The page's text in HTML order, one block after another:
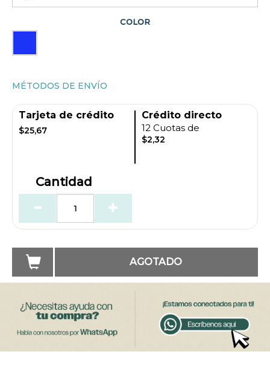
COLOR
MÉTODOS DE ENVÍO
Tarjeta de crédito
$25,67
Crédito directo
12 Cuotas de
$2,32
Cantidad
AGOTADO